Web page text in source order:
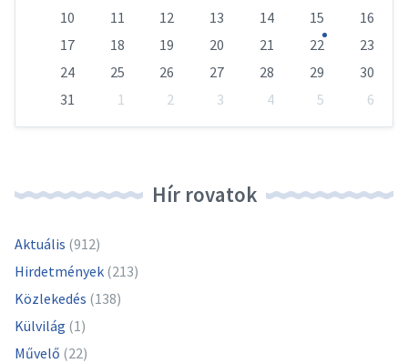
10
11 12 13 14 15
16
17
18 19 20 21 22
23
24
25 26 27 28 29
30
31
1 2 3 4 5
6
Hír rovatok
Aktuális (912)
Hirdetmények (213)
Közlekedés (138)
Külvilág (1)
Művelő (22)